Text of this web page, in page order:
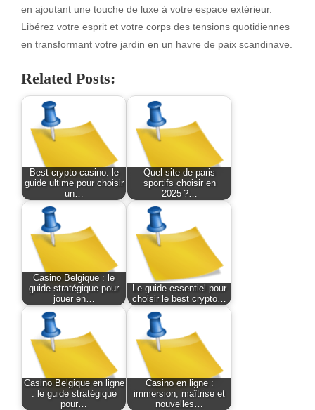
en ajoutant une touche de luxe à votre espace extérieur.
Libérez votre esprit et votre corps des tensions quotidiennes
en transformant votre jardin en un havre de paix scandinave.
Related Posts:
Best crypto casino: le
guide ultime pour choisir
un…
Quel site de paris
sportifs choisir en
2025 ?…
Casino Belgique : le
guide stratégique pour
jouer en…
Le guide essentiel pour
choisir le best crypto…
Casino Belgique en ligne
: le guide stratégique
pour…
Casino en ligne :
immersion, maîtrise et
nouvelles…